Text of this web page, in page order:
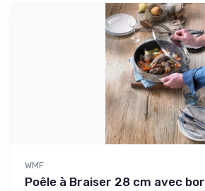
WMF
Poêle à Braiser 28 cm avec